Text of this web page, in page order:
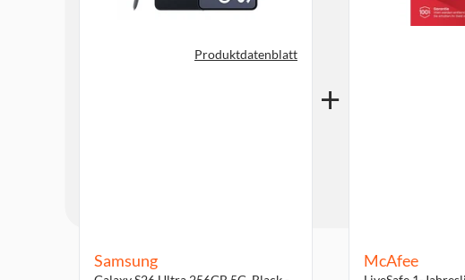
Produktdatenblatt
Samsung McAfee